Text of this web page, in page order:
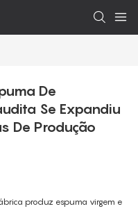
De
Se Expandiu
De Produção
produz espuma virgem e